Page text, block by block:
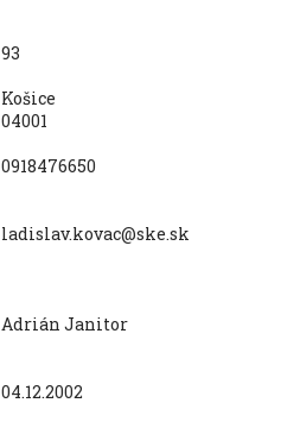
93
Košice
04001
0918476650
ladislav.kovac@ske.sk
Adrián Janitor
04.12.2002